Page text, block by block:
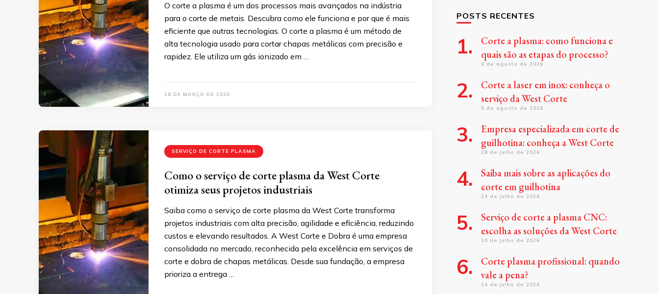
O corte a plasma é um dos processos mais avançados na indústria
para o corte de metais. Descubra como ele funciona e por que é mais
eficiente que outras tecnologias. O corte a plasma é um método de
alta tecnologia usado para cortar chapas metálicas com precisão e
rapidez. Ele utiliza um gás ionizado em …
18 DE MARÇO DE 2026
SERVIÇO DE CORTE PLASMA
Como o serviço de corte plasma da West Corte
otimiza seus projetos industriais
Saiba como o serviço de corte plasma da West Corte transforma
projetos industriais com alta precisão, agilidade e eficiência, reduzindo
custos e elevando resultados. A West Corte e Dobra é uma empresa
consolidada no mercado, reconhecida pela excelência em serviços de
corte e dobra de chapas metálicas. Desde sua fundação, a empresa
prioriza a entrega …
POSTS RECENTES
Corte a plasma: como funciona e
quais são as etapas do processo?
6 de agosto de 2026
Corte a laser em inox: conheça o
serviço da West Corte
5 de agosto de 2026
Empresa especializada em corte de
guilhotina: conheça a West Corte
28 de julho de 2026
Saiba mais sobre as aplicações do
corte em guilhotina
24 de julho de 2026
Serviço de corte a plasma CNC:
escolha as soluções da West Corte
20 de julho de 2026
Corte plasma profissional: quando
vale a pena?
14 de julho de 2026